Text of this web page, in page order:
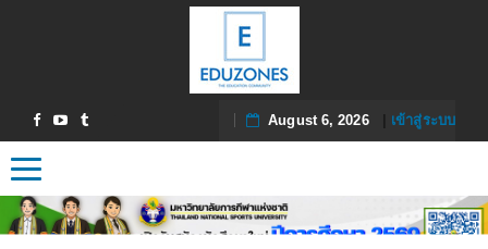
August 6, 2026| เข้าสู่ระบบ
Toggle navigation